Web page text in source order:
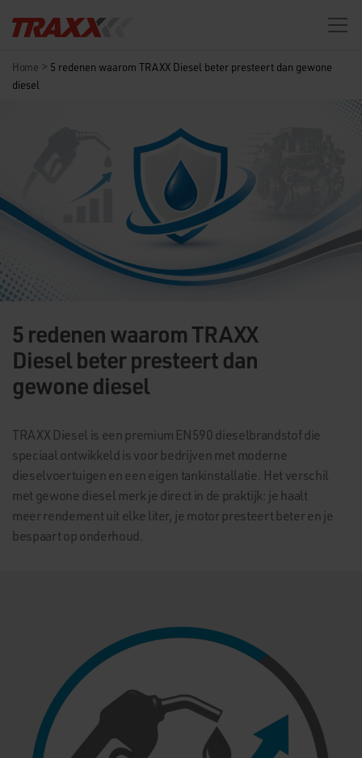
Home > 5 redenen waarom TRAXX Diesel beter presteert dan gewone
diesel
5 redenen waarom TRAXX
Diesel beter presteert dan
gewone diesel
TRAXX Diesel is een premium EN590 dieselbrandstof die
speciaal ontwikkeld is voor bedrijven met moderne
dieselvoertuigen en een eigen tankinstallatie. Het verschil
met gewone diesel merk je direct in de praktijk: je haalt
meer rendement uit elke liter, je motor presteert beter en je
bespaart op onderhoud.